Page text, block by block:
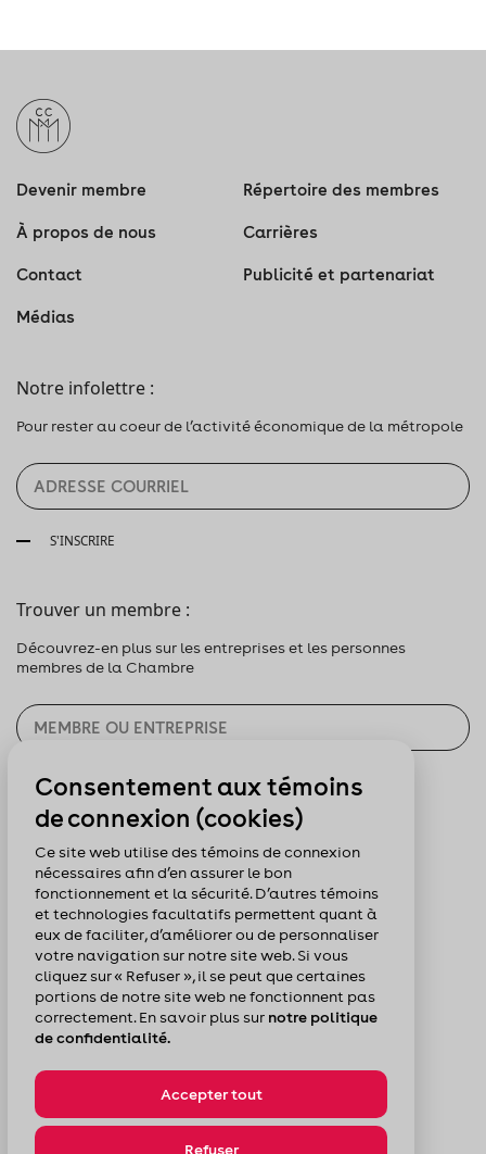
Devenir membre Répertoire des membres
À propos de nous Carrières
Contact Publicité et partenariat
Médias
Notre infolettre :
Pour rester au coeur de l’activité économique de la métropole
S'INSCRIRE
Trouver un membre :
Découvrez-en plus sur les entreprises et les personnes
membres de la Chambre
CHERCHER
Pour nous suivre :
© Chambre de commerce du Montréal métropolitain
Plan du site
Consentement aux témoins
de connexion (cookies)
Ce site web utilise des témoins de connexion
nécessaires afin d’en assurer le bon
fonctionnement et la sécurité. D’autres témoins
et technologies facultatifs permettent quant à
eux de faciliter, d’améliorer ou de personnaliser
votre navigation sur notre site web. Si vous
cliquez sur « Refuser », il se peut que certaines
portions de notre site web ne fonctionnent pas
correctement. En savoir plus sur notre politique
de confidentialité.
Accepter tout
Refuser